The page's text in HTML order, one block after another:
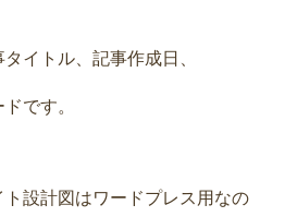
イトル、記事作成日、
です。
設計図はワードプレス用なの